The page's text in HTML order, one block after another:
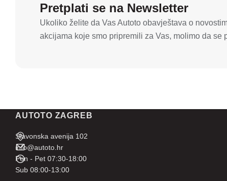
Pretplati se na Newsletter
Ukoliko želite da Vas Autoto obavještava o
akcijama koje smo pripremili za Vas, molimo da se
AUTOTO ZAGREB
Slavonska avenija 102
info@autoto.hr
Pon - Pet 07:30-18:00
Sub 08:00-13:00